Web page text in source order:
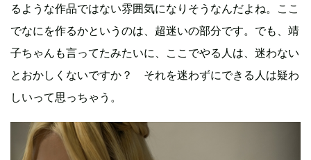
るような作品ではない雰囲気になりそうなんだよね。ここ
でなにを作るかというのは、超迷いの部分です。でも、靖
子ちゃんも言ってたみたいに、ここでやる人は、迷わない
とおかしくないですか？ それを迷わずにできる人は疑わ
しいって思っちゃう。